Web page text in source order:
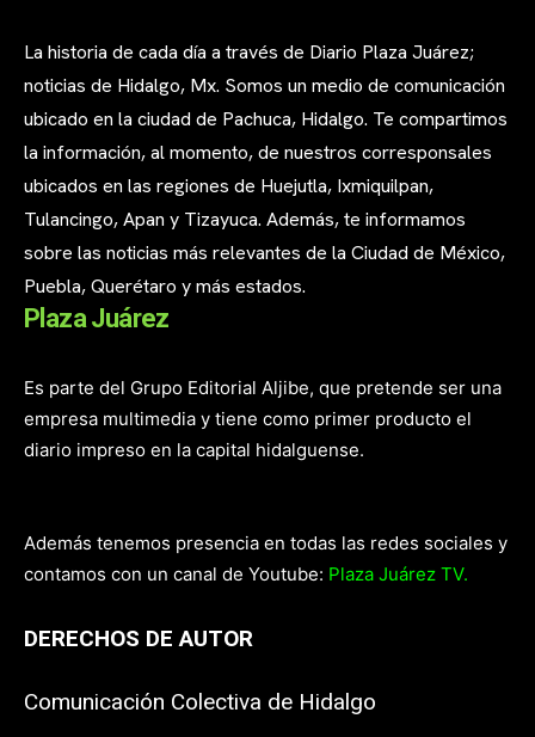
La historia de cada día a través de Diario Plaza Juárez;
noticias de Hidalgo, Mx. Somos un medio de comunicación
ubicado en la ciudad de Pachuca, Hidalgo. Te compartimos
la información, al momento, de nuestros corresponsales
ubicados en las regiones de Huejutla, Ixmiquilpan,
Tulancingo, Apan y Tizayuca. Además, te informamos
sobre las noticias más relevantes de la Ciudad de México,
Puebla, Querétaro y más estados.
Plaza Juárez
Es parte del Grupo Editorial Aljibe, que pretende ser una
empresa multimedia y tiene como primer producto el
diario impreso en la capital hidalguense.
Además tenemos presencia en todas las redes sociales y
contamos con un canal de Youtube: Plaza Juárez TV.
DERECHOS DE AUTOR
Comunicación Colectiva de Hidalgo